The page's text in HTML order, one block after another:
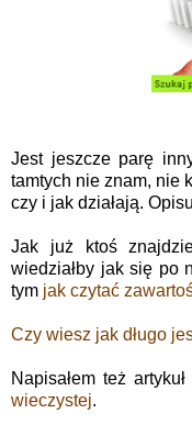
Jest jeszcze parę
tamtych nie znam, nie
czy i jak działają.
Jak już ktoś
wiedziałby jak się po
tym jak czytać
Czy wiesz jak długo
Napisałem też
wieczystej.